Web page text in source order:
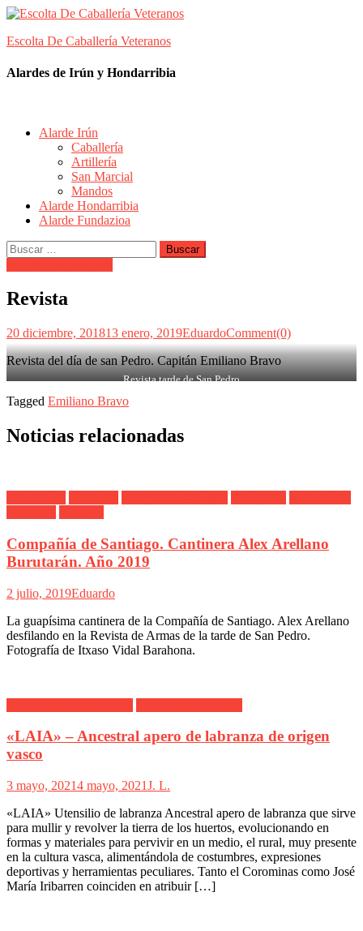
Skip
content
Escolta De Caballería Veteranos
Alardes de Irún y Hondarribia
Alarde Irún
Caballería
Artillería
San Marcial
Mandos
Alarde Hondarribia
Alarde Fundazioa
Buscar:
Revista
20 diciembre, 201813 enero, 2019EduardoComment(0)
Revista del día de san Pedro. Capitán Emiliano Bravo
Revista tarde de San Pedro
Tagged Emiliano Bravo
Noticias relacionadas
Compañía de Santiago. Cantinera Alex Arellano
Burutarán. Año 2019
2 julio, 2019Eduardo
La guapísima cantinera de la Compañía de Santiago. Alex Arellano
desfilando en la Revista de Armas de la tarde de San Pedro.
Fotografía de Itxaso Vidal Barahona.
«LAIA» – Ancestral apero de labranza de origen
vasco
3 mayo, 20214 mayo, 2021J. L.
«LAIA» Utensilio de labranza Ancestral apero de labranza que sirve
para mullir y revolver la tierra de los huertos, evolucionando en
formas y materiales para pervivir en un medio, el rural, muy presente
en la cultura vasca, alimentándola de costumbres, expresiones
deportivas y herramientas peculiares. Tanto el Corominas como José
María Iribarren coinciden en atribuir […]